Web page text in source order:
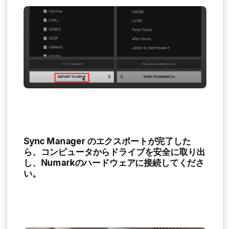
Sync Manager のエクスポートが完了した
ら、コンピュータからドライブを安全に取り出
し、Numarkのハードウェアに接続してくださ
い。